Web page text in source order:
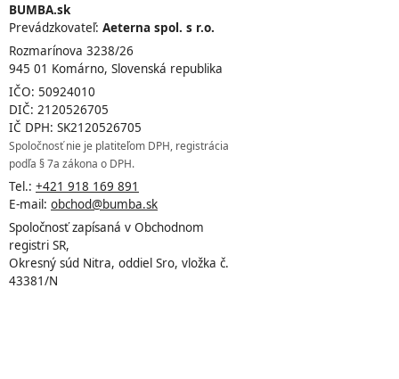
BUMBA.sk
Prevádzkovateľ: Aeterna spol. s r.o.
Rozmarínova 3238/26
945 01 Komárno, Slovenská republika
IČO: 50924010
DIČ: 2120526705
IČ DPH: SK2120526705
Spoločnosť nie je platiteľom DPH, registrácia
podľa § 7a zákona o DPH.
Tel.: +421 918 169 891
E-mail: obchod@bumba.sk
Spoločnosť zapísaná v Obchodnom
registri SR,
Okresný súd Nitra, oddiel Sro, vložka č.
43381/N